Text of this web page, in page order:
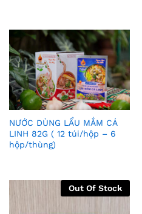
Thíc
h
Thê
Yêu
NƯỚC DÙNG LẨU MẮM CÁ
LINH 82G ( 12 túi/hộp – 6
hộp/thùng)
Out Of Stock